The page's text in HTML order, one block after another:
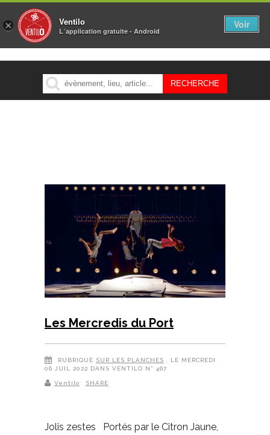
MENU
Les Mercredis du Port
RUBRIQUE SUR LES PLANCHES
, LE MERCREDI
06 JUIL 2022 DANS VENTILO N° 467
Ventilo SHARE
Jolis zestes Portés par le Citron Jaune,
× Ventilo
L´application gratuite - Android
Voir